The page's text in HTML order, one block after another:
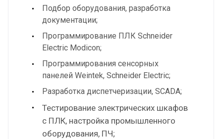
Подбор оборудования, разработка
документации;
Программирование ПЛК Schneider
Electric Modicon;
Программирования сенсорных
панелей Weintek, Schneider Electric;
Разработка диспетчеризации, SCADA;
Тестирование электрических шкафов
с ПЛК, настройка промышленного
оборудования, ПЧ;